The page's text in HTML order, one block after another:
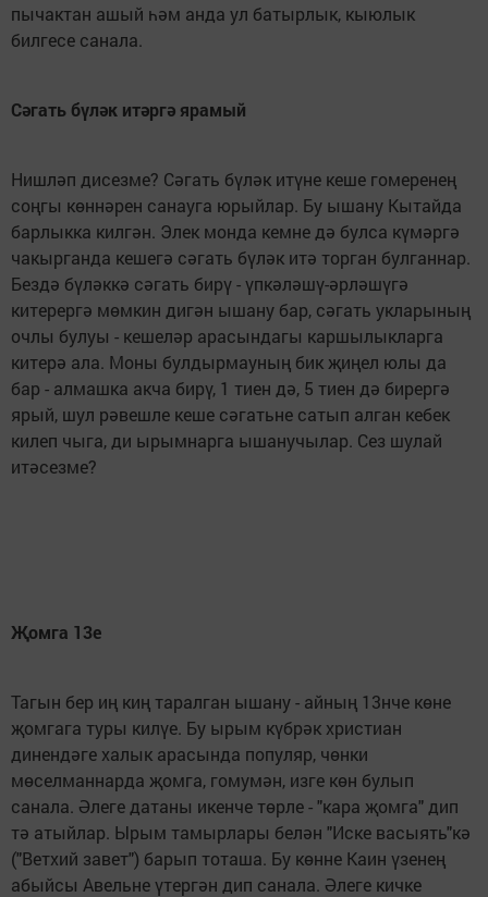
пычактан ашый һәм анда ул батырлык, кыюлык
билгесе санала.
Сәгать бүләк итәргә ярамый
Нишләп дисезме? Сәгать бүләк итүне кеше гомеренең
соңгы көннәрен санауга юрыйлар. Бу ышану Кытайда
барлыкка килгән. Элек монда кемне дә булса күмәргә
чакырганда кешегә сәгать бүләк итә торган булганнар.
Бездә бүләккә сәгать бирү - үпкәләшү-әрләшүгә
китерергә мөмкин дигән ышану бар, сәгать укларының
очлы булуы - кешеләр арасындагы каршылыкларга
китерә ала. Моны булдырмауның бик җиңел юлы да
бар - алмашка акча бирү, 1 тиен дә, 5 тиен дә бирергә
ярый, шул рәвешле кеше сәгатьне сатып алган кебек
килеп чыга, ди ырымнарга ышанучылар. Сез шулай
итәсезме?
Җомга 13е
Тагын бер иң киң таралган ышану - айның 13нче көне
җомгага туры килүе. Бу ырым күбрәк христиан
динендәге халык арасында популяр, чөнки
мөселманнарда җомга, гомумән, изге көн булып
санала. Әлеге датаны икенче төрле - "кара җомга" дип
тә атыйлар. Ырым тамырлары белән "Иске васыять"кә
("Ветхий завет") барып тоташа. Бу көнне Каин үзенең
абыйсы Авельне үтергән дип санала. Әлеге кичке